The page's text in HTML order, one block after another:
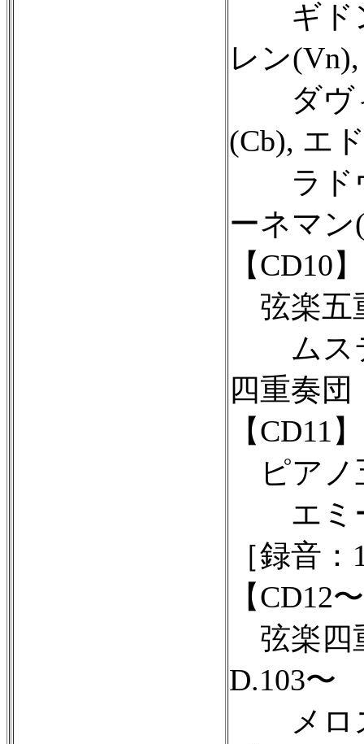
ギドン
レン
ダヴィ
(Cb), エ
ラドヴ
ーネマン
【CD10】
弦楽五
ムステ
四重奏団
【CD11】
ピアノ
エミー
［録音
【CD12
弦楽四
D.103〜
メロス